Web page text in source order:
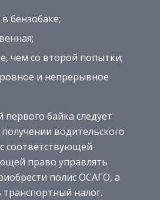
бензобаке;
чем со второй попытки;
ровное и непрерывное
байка следует
водительского
соответствующей
право управлять
полис ОСАГО, а
налог.